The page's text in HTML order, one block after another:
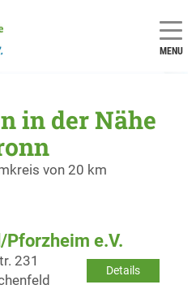
MENU
in der Nähe
von 20 km
Pforzheim e.V.
Details
231